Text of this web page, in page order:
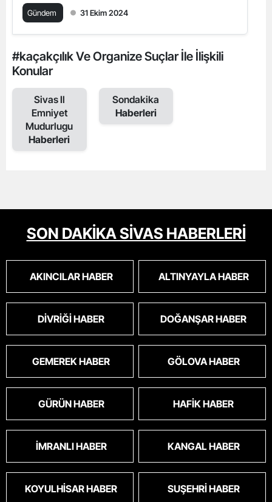
Gündem 31 Ekim 2024
#kaçakçılık Ve Organize Suçlar İle İlişkili
Konular
Sivas Il
Emniyet
Mudurlugu
Haberleri
Sondakika
Haberleri
SON DAKİKA SİVAS HABERLERİ
AKINCILAR HABER ALTINYAYLA HABER
DIVRIĞI HABER DOĞANŞAR HABER
GEMEREK HABER GÖLOVA HABER
GÜRÜN HABER HAFIK HABER
İMRANLI HABER KANGAL HABER
KOYULHISAR HABER SUŞEHRI HABER